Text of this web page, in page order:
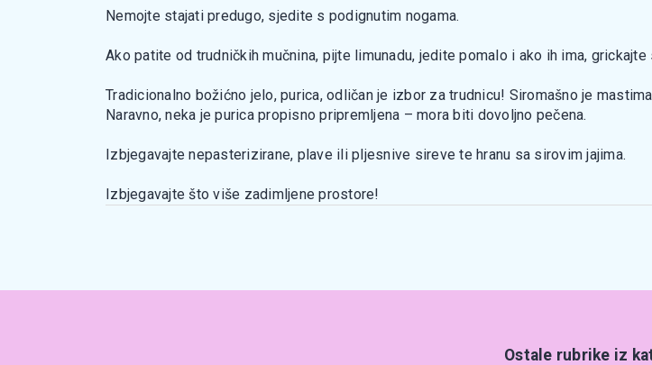
Nemojte stajati predugo, sjedite s podignutim nogama.
Ako patite od trudničkih mučnina, pijte limunadu, jedite pomalo i ako ih ima, grickajte
Tradicionalno božićno jelo, purica, odličan je izbor za trudnicu! Siromašno je
Naravno, neka je purica propisno pripremljena – mora biti dovoljno pečena.
Izbjegavajte nepasterizirane, plave ili pljesnive sireve te hranu sa sirovim jajima.
Izbjegavajte što više zadimljene prostore!
Ostale rubrike iz